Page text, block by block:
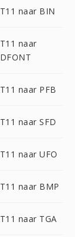
T11 naar BIN
T11 naar
DFONT
T11 naar PFB
T11 naar SFD
T11 naar UFO
T11 naar BMP
T11 naar TGA